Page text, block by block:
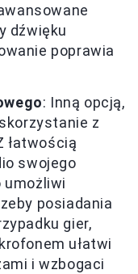
dźwięku
poprawia
: Inną opcją,
z
łatwością
swojego
umożliwi
posiadania
gier,
ułatwi
i wzbogaci